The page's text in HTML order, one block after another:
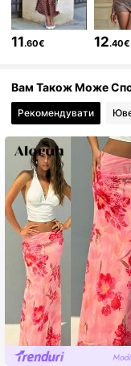
4.71 25K
4.71 25K
4.71 25K
4.71 25K
11.60€ 12.40€
Вам Також Може
Рекомендувати